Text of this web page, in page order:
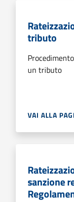
tributo
un tributo
VAI ALLA
sanzione